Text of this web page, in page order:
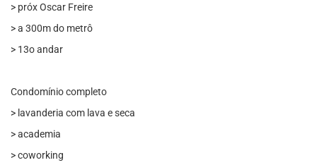
> próx Oscar Freire
> a 300m do metrô
> 13o andar
Condomínio completo
> lavanderia com lava e seca
> academia
> coworking